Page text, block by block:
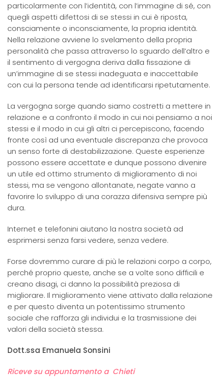
particolarmente con l’identità, con l’immagine di sé, con
quegli aspetti difettosi di se stessi in cui è riposta,
consciamente o inconsciamente, la propria identità.
Nella relazione avviene lo svelamento della propria
personalità che passa attraverso lo sguardo dell’altro e
il sentimento di vergogna deriva dalla fissazione di
un’immagine di se stessi inadeguata e inaccettabile
con cui la persona tende ad identificarsi ripetutamente.
La vergogna sorge quando siamo costretti a mettere in
relazione e a confronto il modo in cui noi pensiamo a noi
stessi e il modo in cui gli altri ci percepiscono, facendo
fronte così ad una eventuale discrepanza che provoca
un senso forte di destabilizzazione. Queste esperienze
possono essere accettate e dunque possono divenire
un utile ed ottimo strumento di miglioramento di noi
stessi, ma se vengono allontanate, negate vanno a
favorire lo sviluppo di una corazza difensiva sempre più
dura.
Internet e telefonini aiutano la nostra società ad
esprimersi senza farsi vedere, senza vedere.
Forse dovremmo curare di più le relazioni corpo a corpo,
perché proprio queste, anche se a volte sono difficili e
creano disagi, ci danno la possibilità preziosa di
migliorare. Il miglioramento viene attivato dalla relazione
e per questo diventa un potentissimo strumento
sociale che rafforza gli individui e la trasmissione dei
valori della società stessa.
Dott.ssa Emanuela Sonsini
Riceve su appuntamento a Chieti